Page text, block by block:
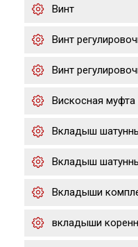
Винт
Винт
Винт
Вискосная муфта
Вкладыш
Вкладыш
Вкладыши
вкладыши